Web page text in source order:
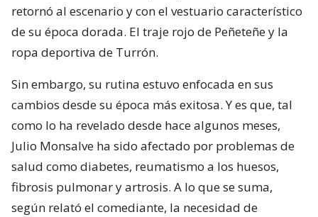
retornó al escenario y con el vestuario característico
de su época dorada. El traje rojo de Peñeteñe y la
ropa deportiva de Turrón.
Sin embargo, su rutina estuvo enfocada en sus
cambios desde su época más exitosa. Y es que, tal
como lo ha revelado desde hace algunos meses,
Julio Monsalve ha sido afectado por problemas de
salud como diabetes, reumatismo a los huesos,
fibrosis pulmonar y artrosis. A lo que se suma,
según relató el comediante, la necesidad de